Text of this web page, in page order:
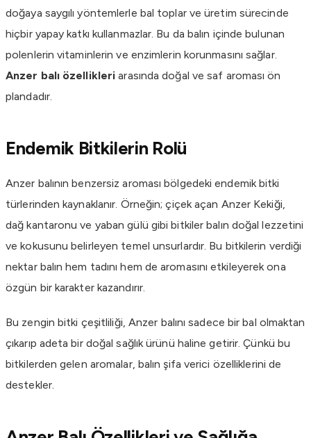
doğaya saygılı yöntemlerle bal toplar ve üretim sürecinde
hiçbir yapay katkı kullanmazlar. Bu da balın içinde bulunan
polenlerin vitaminlerin ve enzimlerin korunmasını sağlar.
Anzer balı özellikleri arasında doğal ve saf aroması ön
plandadır.
Endemik Bitkilerin Rolü
Anzer balının benzersiz aroması bölgedeki endemik bitki
türlerinden kaynaklanır. Örneğin; çiçek açan Anzer Kekiği,
dağ kantaronu ve yaban gülü gibi bitkiler balın doğal lezzetini
ve kokusunu belirleyen temel unsurlardır. Bu bitkilerin verdiği
nektar balın hem tadını hem de aromasını etkileyerek ona
özgün bir karakter kazandırır.
Bu zengin bitki çeşitliliği, Anzer balını sadece bir bal olmaktan
çıkarıp adeta bir doğal sağlık ürünü haline getirir. Çünkü bu
bitkilerden gelen aromalar, balın şifa verici özelliklerini de
destekler.